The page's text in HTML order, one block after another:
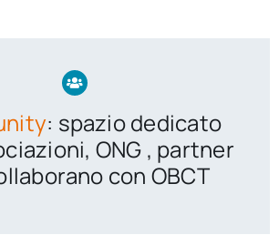
: spazio dedicato
ONG , partner
con OBCT